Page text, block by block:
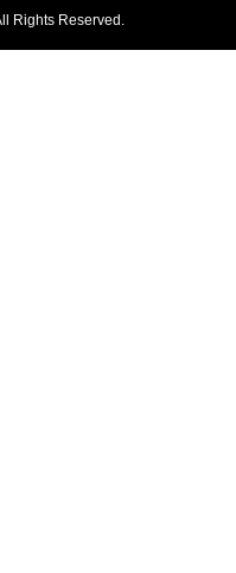
Rights Reserved.